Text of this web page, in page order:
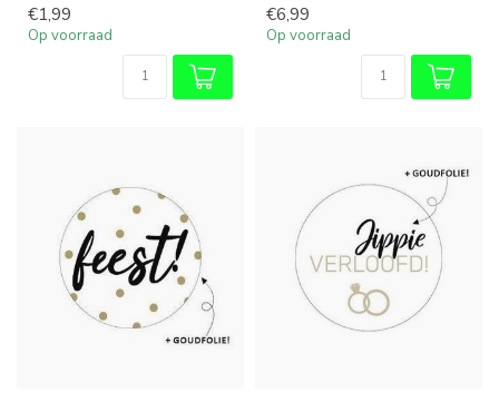
€1,99
Op voorraad
€6,99
Op voorraad